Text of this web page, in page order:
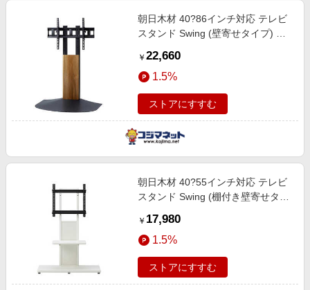
朝日木材 40?86インチ対応 テレビ
スタンド Swing (壁寄せタイプ) ダ
BL840-DB
￥ 22,660
1.5%
ストアにすすむ
朝日木材 40?55インチ対応 テレビ
スタンド Swing (棚付き壁寄せタイ
￥ 17,980
1.5%
ストアにすすむ